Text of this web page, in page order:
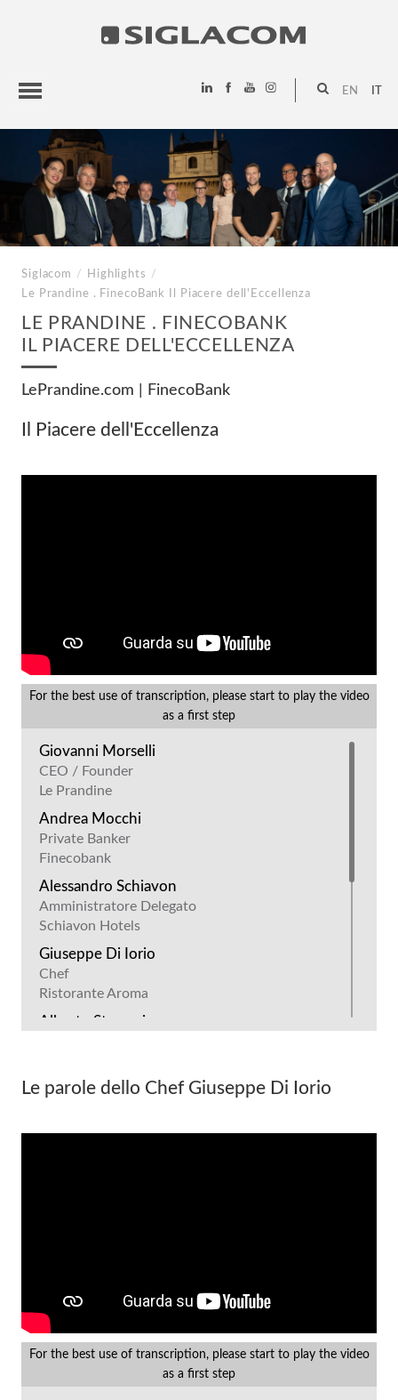
EN
HIGHLIGHTS
PROGETTI
SIGLACOM
Siglacom / Highlights
/
Le Prandine . FinecoBank
Il Piacere dell'Eccellenza
LE PRANDINE . FINECOBANK
IL PIACERE DELL'ECCELLENZA
LePrandine.com | FinecoBank
Il Piacere dell'Eccellenza
For the best use of transcription, please start to play the video
as a first step
Giovanni Morselli
CEO / Founder
Le Prandine
Andrea Mocchi
Private Banker
Finecobank
Alessandro Schiavon
Amministratore Delegato
Schiavon Hotels
Giuseppe Di Iorio
Chef
Ristorante Aroma
Alberto Stancari
Alessandra Carra
Le parole dello Chef Giuseppe Di Iorio
For the best use of transcription, please start to play the video
as a first step